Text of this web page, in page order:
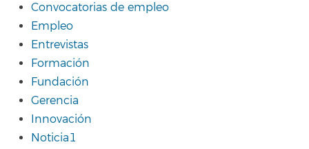
Convocatorias de empleo
Empleo
Entrevistas
Formación
Fundación
Gerencia
Innovación
Noticia1